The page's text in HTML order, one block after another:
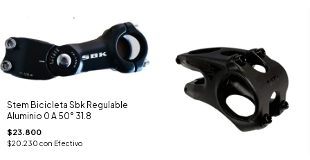
Stem Bicicleta Sbk Regulable
Aluminio 0 A 50° 31.8
$23.800
$20.230 con Efectivo